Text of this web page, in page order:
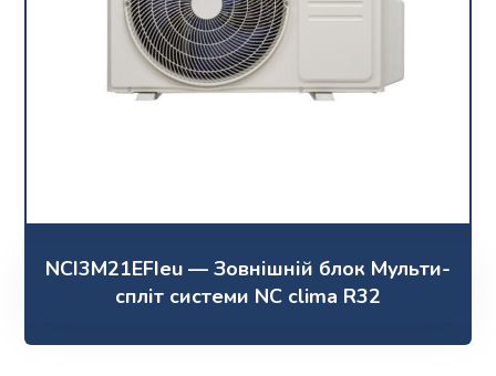
NCI3M21EFIeu — Зовнішній блок Мульти-
спліт системи NC clima R32